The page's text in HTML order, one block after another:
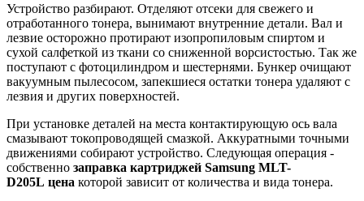
Устройство разбирают. Отделяют отсеки для свежего и
отработанного тонера, вынимают внутренние детали. Вал и
лезвие осторожно протирают изопропиловым спиртом и
сухой салфеткой из ткани со сниженной ворсистостью. Так же
поступают с фотоцилиндром и шестернями. Бункер очищают
вакуумным пылесосом, запекшиеся остатки тонера удаляют с
лезвия и других поверхностей.
При установке деталей на места контактирующую ось вала
смазывают токопроводящей смазкой. Аккуратными точными
движениями собирают устройство. Следующая операция -
собственно заправка картриджей Samsung MLT-
D205L цена которой зависит от количества и вида тонера.